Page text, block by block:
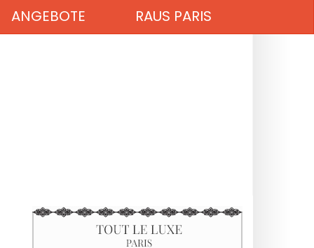
ANGEBOTE RAUS PARIS